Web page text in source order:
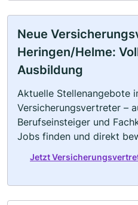
Neue
Heringen/Helme:
Ausbildung
Aktuelle Stellenangebote
Versicherungsvertreter –
Berufseinsteiger und
Jobs finden und direkt
Jetzt